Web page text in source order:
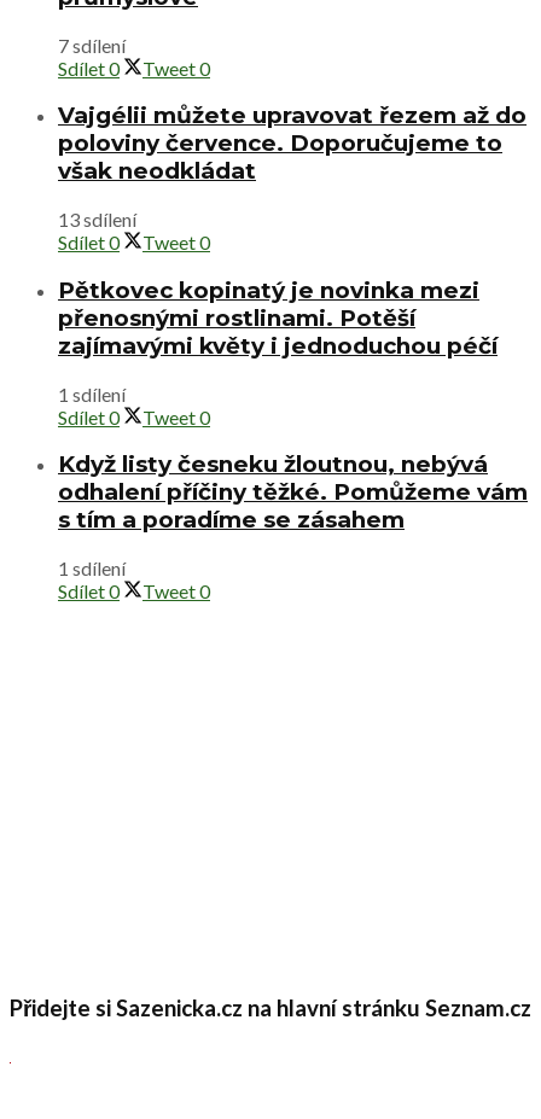
7 sdílení
Sdílet0 Tweet0
Vajgélii můžete upravovat řezem až do
poloviny července. Doporučujeme to
však neodkládat
13 sdílení
Sdílet0 Tweet0
Pětkovec kopinatý je novinka mezi
přenosnými rostlinami. Potěší
zajímavými květy i jednoduchou péčí
1 sdílení
Sdílet0 Tweet0
Když listy česneku žloutnou, nebývá
odhalení příčiny těžké. Pomůžeme vám
s tím a poradíme se zásahem
1 sdílení
Sdílet0 Tweet0
Přidejte si Sazenicka.cz na hlavní stránku Seznam.cz